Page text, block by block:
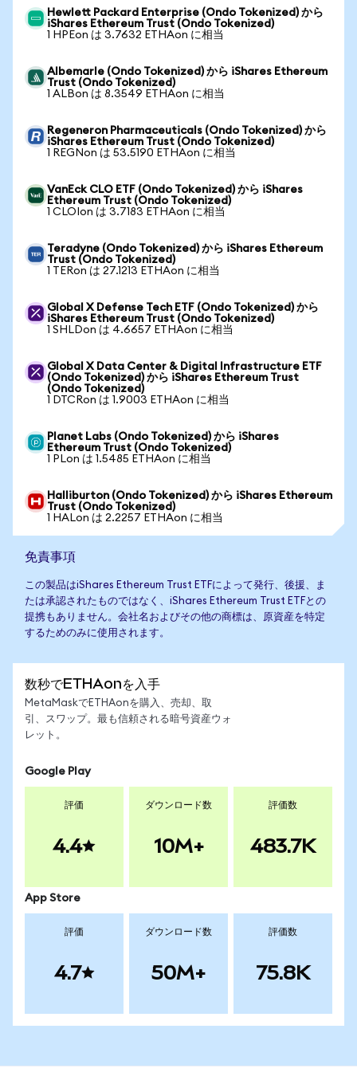
Hewlett Packard Enterprise (Ondo Tokenized) から
iShares Ethereum Trust (Ondo Tokenized)
1 HPEon は 3.7632 ETHAon に相当
Albemarle (Ondo Tokenized) から iShares Ethereum
Trust (Ondo Tokenized)
1 ALBon は 8.3549 ETHAon に相当
Regeneron Pharmaceuticals (Ondo Tokenized) から
iShares Ethereum Trust (Ondo Tokenized)
1 REGNon は 53.5190 ETHAon に相当
VanEck CLO ETF (Ondo Tokenized) から iShares
Ethereum Trust (Ondo Tokenized)
1 CLOIon は 3.7183 ETHAon に相当
Teradyne (Ondo Tokenized) から iShares Ethereum
Trust (Ondo Tokenized)
1 TERon は 27.1213 ETHAon に相当
Global X Defense Tech ETF (Ondo Tokenized) から
iShares Ethereum Trust (Ondo Tokenized)
1 SHLDon は 4.6657 ETHAon に相当
Global X Data Center & Digital Infrastructure ETF
(Ondo Tokenized) から iShares Ethereum Trust
(Ondo Tokenized)
1 DTCRon は 1.9003 ETHAon に相当
Planet Labs (Ondo Tokenized) から iShares
Ethereum Trust (Ondo Tokenized)
1 PLon は 1.5485 ETHAon に相当
Halliburton (Ondo Tokenized) から iShares Ethereum
Trust (Ondo Tokenized)
1 HALon は 2.2257 ETHAon に相当
免責事項
この製品はiShares Ethereum Trust ETFによって発行、後援、ま
たは承認されたものではなく、iShares Ethereum Trust ETFとの
提携もありません。会社名およびその他の商標は、原資産を特定
するためのみに使用されます。
数秒でETHAonを入手
MetaMaskでETHAonを購入、売却、取
引、スワップ。最も信頼される暗号資産ウォ
レット。
Google Play
評価
4.4
ダウンロード数
10M+
評価数
483.7K
App Store
評価
4.7
ダウンロード数
50M+
評価数
75.8K